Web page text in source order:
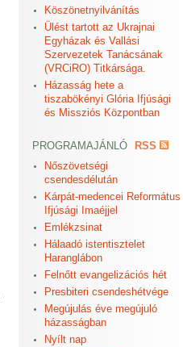
Köszönetnyilvánítás
Ülést tartott az Ukrajnai
Egyházak és Vallási
Szervezetek Tanácsának
(VRCiRO) Titkársága.
Házasság hete a
tiszabökényi Glória Ifjúsági
és Missziós Központban
PROGRAMAJÁNLÓ
RSS
Nőszövetségi
csendesdélután
Kárpát-medencei Református
Ifjúsági Imaéjjel
Emlékzsinat
Hálaadó istentisztelet
Haranglábon
Felnőtt evangelizációs hét
Presbiteri csendeshétvége
Megújulás éve megújuló
házasságban
Nyílt nap